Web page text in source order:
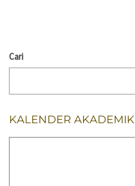
Cari
KALENDER AKADEMIK